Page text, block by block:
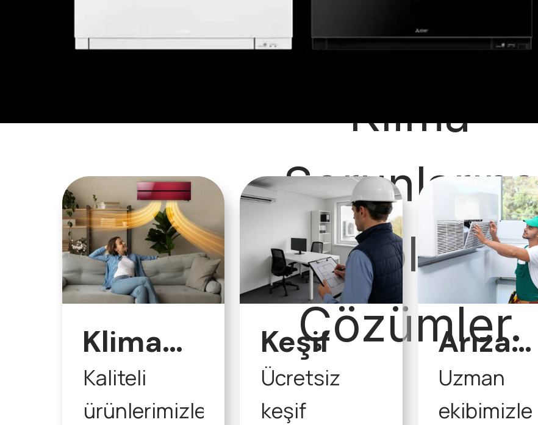
Klima
Sorunlarına
Kolay
Çözümler.
Klima
Satış
Kaliteli
ürünlerimizle,
Keşif
Ücretsiz
keşif
Arıza
Tespit
Uzman
ekibimizle